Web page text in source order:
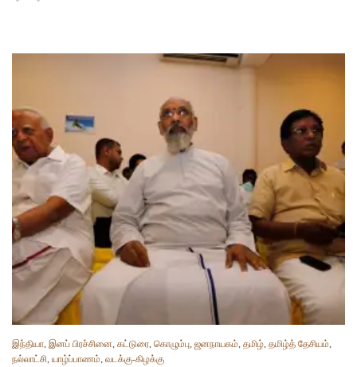
இந்தியா, இனப் பிரச்சினை, கட்டுரை, கொழும்பு, ஜனநாயகம், தமிழ், தமிழ்த் தேசியம்,
நல்லாட்சி, யாழ்ப்பாணம், வடக்கு-கிழக்கு